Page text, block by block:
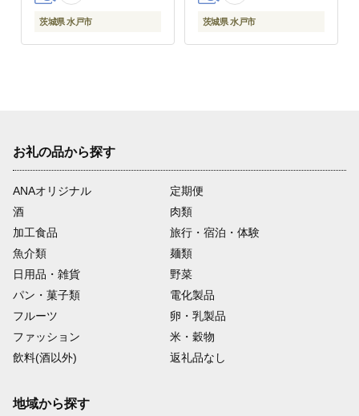
茨城県 水戸市 茨城県 水戸市
お礼の品から探す
ANAオリジナル
定期便
酒
肉類
加工食品
旅行・宿泊・体験
魚介類
麺類
日用品・雑貨
野菜
パン・菓子類
電化製品
フルーツ
卵・乳製品
ファッション
米・穀物
飲料(酒以外)
返礼品なし
地域から探す